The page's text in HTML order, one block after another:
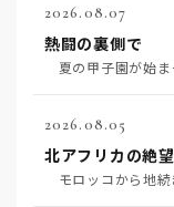
2026.08.07
熱闘の裏側で
2026.08.05
北アフリカの絶望